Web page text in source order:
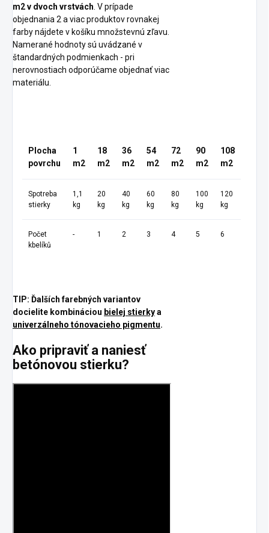
m2 v dvoch vrstvách . V prípade
objednania 2 a viac produktov rovnakej
farby nájdete v košíku množstevnú zľavu.
Namerané hodnoty sú uvádzané v
štandardných podmienkach - pri
nerovnostiach odporúčame objednať viac
materiálu.
Plocha
povrchu
1
m2
18
m2
36
m2
54
m2
72
m2
90
m2
108
m2
Spotreba
stierky
1,1
kg
20
kg
40
kg
60
kg
80
kg
100
kg
120
kg
Počet
kbelíků
- 1 2 3 4 5 6
TIP: Ďalších farebných variantov
docielite kombináciou bielej stierkya
univerzálneho tónovacieho pigmentu.
Ako pripraviť a naniesť
betónovou stierku?